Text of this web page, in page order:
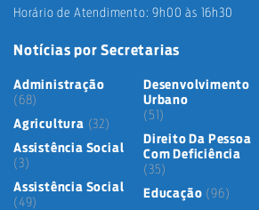
Horário de Atendimento: 9h00 às 16h30
Notícias por Secretarias
Administração
(68)
Agricultura (32)
Assistência Social
(3)
Assistência Social
(49)
Desenvolvimento
Urbano
(51)
Direito Da Pessoa
Com Deficiência
(35)
Educação (96)